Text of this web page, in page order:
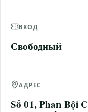
ВХОД
Свободный
АДРЕС
Số 01, Phan Bội